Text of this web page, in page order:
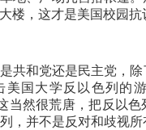
楼，这才是美国校园
共和党还是民主党，
美国大学反以色列的
当然很荒唐，把反以
，并不是反对和歧视